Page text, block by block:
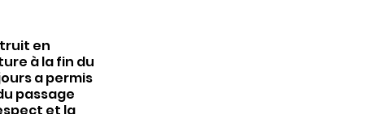
en
à la fin du
a permis
passage
et la